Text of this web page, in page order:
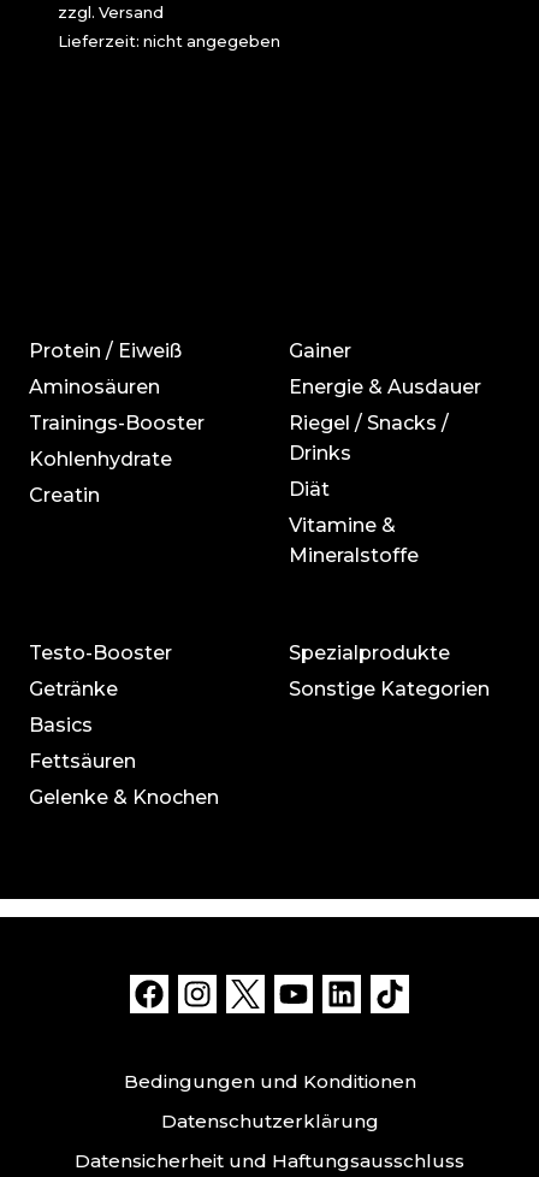
zzgl. Versand
Lieferzeit: nicht angegeben
Protein / Eiweiß
Aminosäuren
Trainings-Booster
Kohlenhydrate
Creatin
Gainer
Energie & Ausdauer
Riegel / Snacks /
Drinks
Diät
Vitamine &
Mineralstoffe
Testo-Booster
Getränke
Basics
Fettsäuren
Gelenke & Knochen
Spezialprodukte
Sonstige Kategorien
Bedingungen und Konditionen
Datenschutzerklärung
Datensicherheit und Haftungsausschluss